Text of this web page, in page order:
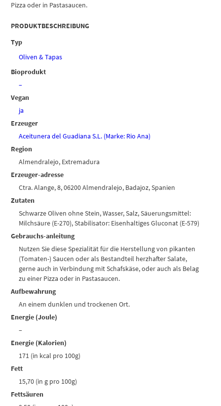
Pizza oder in Pastasaucen.
PRODUKTBESCHREIBUNG
Typ
Oliven & Tapas
Bioprodukt
–
Vegan
ja
Erzeuger
Aceitunera del Guadiana S.L. (Marke: Rio Ana)
Region
Almendralejo, Extremadura
Erzeuger-adresse
Ctra. Alange, 8, 06200 Almendralejo, Badajoz, Spanien
Zutaten
Schwarze Oliven ohne Stein, Wasser, Salz, Säuerungsmittel:
Milchsäure (E-270), Stabilisator: Eisenhaltiges Gluconat (E-579)
Gebrauchs-anleitung
Nutzen Sie diese Spezialität für die Herstellung von pikanten
(Tomaten-) Saucen oder als Bestandteil herzhafter Salate,
gerne auch in Verbindung mit Schafskäse, oder auch als Belag
zu einer Pizza oder in Pastasaucen.
Aufbewahrung
An einem dunklen und trockenen Ort.
Energie (Joule)
–
Energie (Kalorien)
171 (in kcal pro 100g)
Fett
15,70 (in g pro 100g)
Fettsäuren